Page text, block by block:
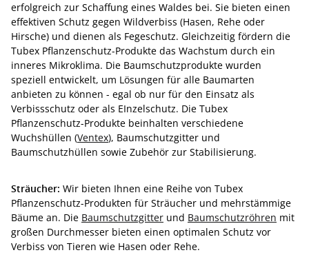
erfolgreich zur Schaffung eines Waldes bei. Sie bieten einen
effektiven Schutz gegen Wildverbiss (Hasen, Rehe oder
Hirsche) und dienen als Fegeschutz. Gleichzeitig fördern die
Tubex Pflanzenschutz-Produkte das Wachstum durch ein
inneres Mikroklima. Die Baumschutzprodukte wurden
speziell entwickelt, um Lösungen für alle Baumarten
anbieten zu können - egal ob nur für den Einsatz als
Verbissschutz oder als EInzelschutz. Die Tubex
Pflanzenschutz-Produkte beinhalten verschiedene
Wuchshüllen (Ventex), Baumschutzgitter und
Baumschutzhüllen sowie Zubehör zur Stabilisierung.
Sträucher: Wir bieten Ihnen eine Reihe von Tubex
Pflanzenschutz-Produkten für Sträucher und mehrstämmige
Bäume an. Die Baumschutzgitter und Baumschutzröhren mit
großen Durchmesser bieten einen optimalen Schutz vor
Verbiss von Tieren wie Hasen oder Rehe.